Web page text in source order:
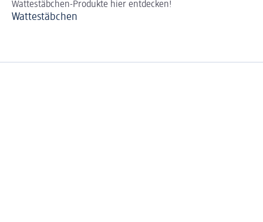
Wattestäbchen-Produkte hier entdecken!
Wattestäbchen